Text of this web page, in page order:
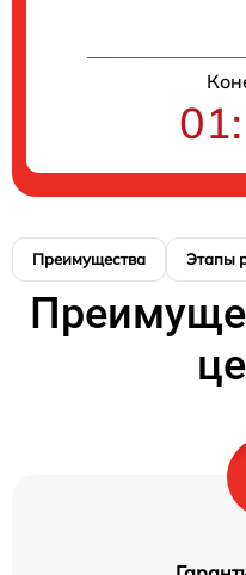
Преимущества Этапы